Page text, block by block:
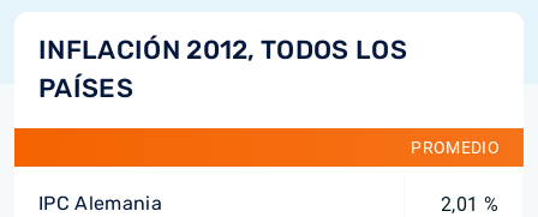
INFLACIÓN 2012, TODOS LOS
PAÍSES
PROMEDIO
IPC Alemania 2,01 %